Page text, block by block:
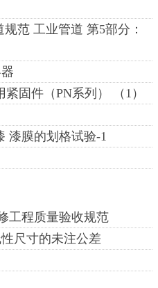
范 工业管道 第5部分：
固件（PN系列） （1）
漆膜的划格试验-1
工程质量验收规范
尺寸的未注公差